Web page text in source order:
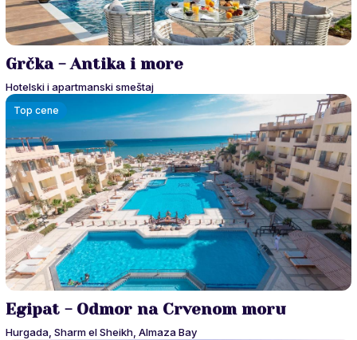
Grčka - Antika i more
Hotelski i apartmanski smeštaj
Top cene
Egipat - Odmor na Crvenom moru
Hurgada, Sharm el Sheikh, Almaza Bay